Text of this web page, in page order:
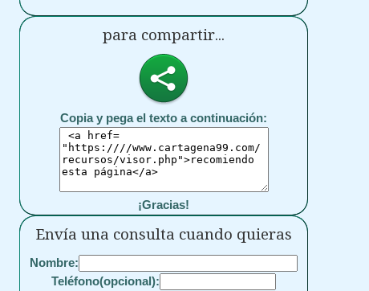
para compartir...
Copia y pega el texto a continuación:
¡Gracias!
Envía una consulta cuando quieras
Nombre:
Teléfono(opcional):